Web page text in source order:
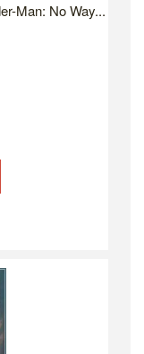
Man: No Way...